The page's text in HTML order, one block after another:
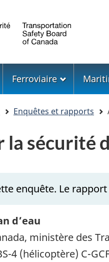
Ferroviaire
Enquêtes et rapports
la sécurité
enquête. Le
d’eau
ministère des
4 (hélicoptère) C-